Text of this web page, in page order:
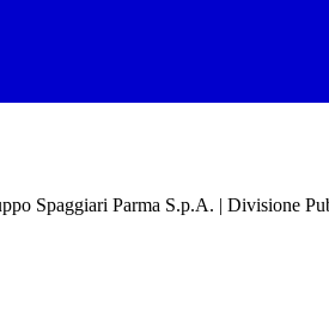
Spaggiari Parma S.p.A. | Divisione